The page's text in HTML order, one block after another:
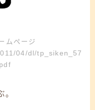
ムページ
04/dl/tp_siken_57
。